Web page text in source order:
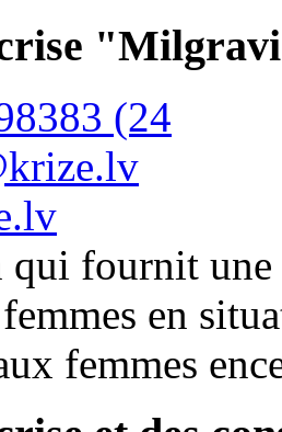
(24
qui fournit une
en
femmes